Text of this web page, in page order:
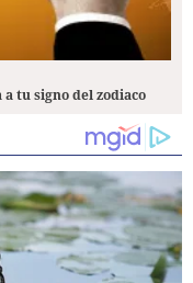
tu signo del zodiaco